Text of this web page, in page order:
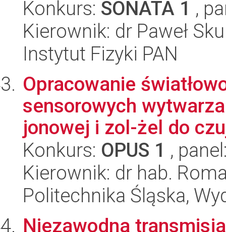
Konkurs: SONATA 1 ,
Kierownik: dr Paweł
Instytut Fizyki PAN
Opracowanie
sensorowych
jonowej i zol-żel do
Konkurs: OPUS 1 ,
Kierownik: dr hab.
Politechnika Śląska,
Niezawodna